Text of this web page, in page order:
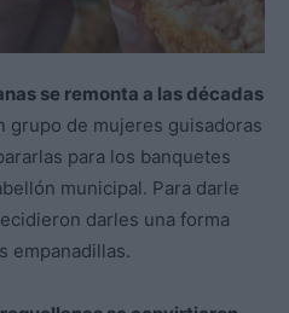
se remonta a las décadas
grupo de mujeres guisadoras
para los banquetes
municipal. Para darle
darles una forma
empanadillas.